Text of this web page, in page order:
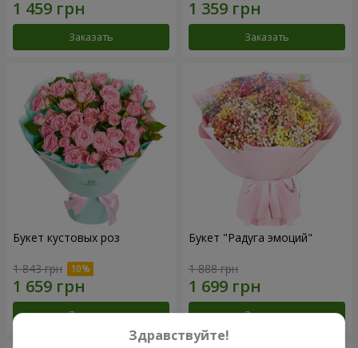
Заказать Заказать
Букет кустовых роз
1 843 грн
Заказать
Букет "Радуга эмоций"
1 888 грн
Заказать
Здравствуйте!